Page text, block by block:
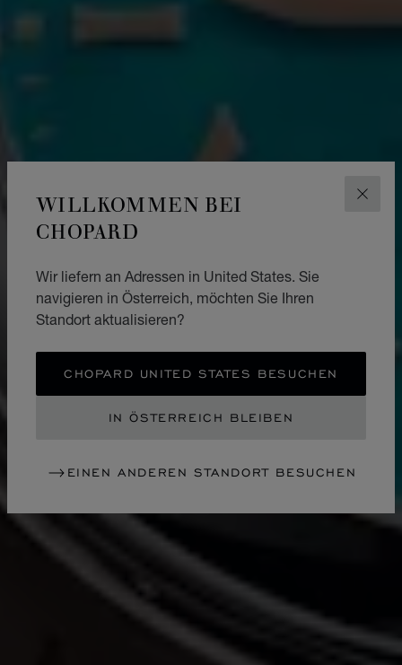
WILLKOMMEN BEI
CHOPARD
Wir liefern an Adressen in United States. Sie
navigieren in Österreich, möchten Sie Ihren
Standort aktualisieren?
CHOPARD UNITED STATES BESUCHEN
IN ÖSTERREICH BLEIBEN
EINEN ANDEREN STANDORT BESUCHEN